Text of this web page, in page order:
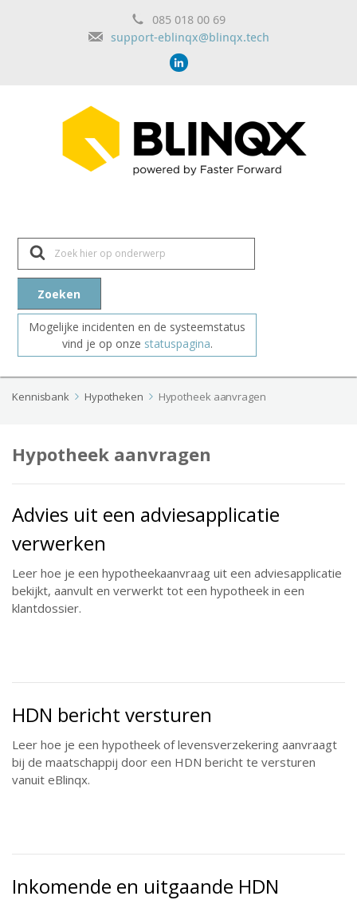
085 018 00 69
support-eblinqx@blinqx.tech
Z
e
k
a
Zoeken
Mogelijke incidenten en de systeemstatus
vind je op onze statuspagina.
Kennisbank Hypotheken Hypotheek aanvragen
Hypotheek aanvragen
Advies uit een adviesapplicatie
verwerken
Leer hoe je een hypotheekaanvraag uit een adviesapplicatie
bekijkt, aanvult en verwerkt tot een hypotheek in een
klantdossier.
HDN bericht versturen
Leer hoe je een hypotheek of levensverzekering aanvraagt
bij de maatschappij door een HDN bericht te versturen
vanuit eBlinqx.
Inkomende en uitgaande HDN